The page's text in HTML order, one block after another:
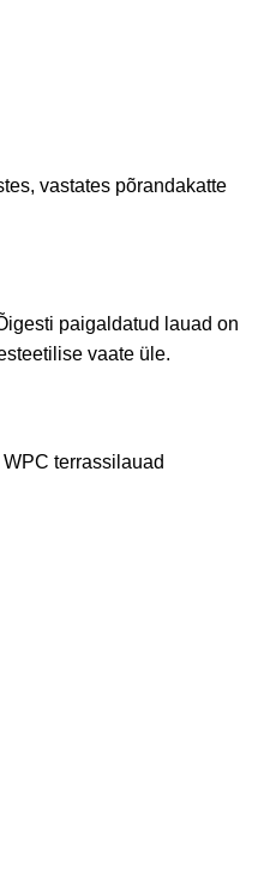
vastates põrandakatte
paigaldatud lauad on
vaate üle.
terrassilauad